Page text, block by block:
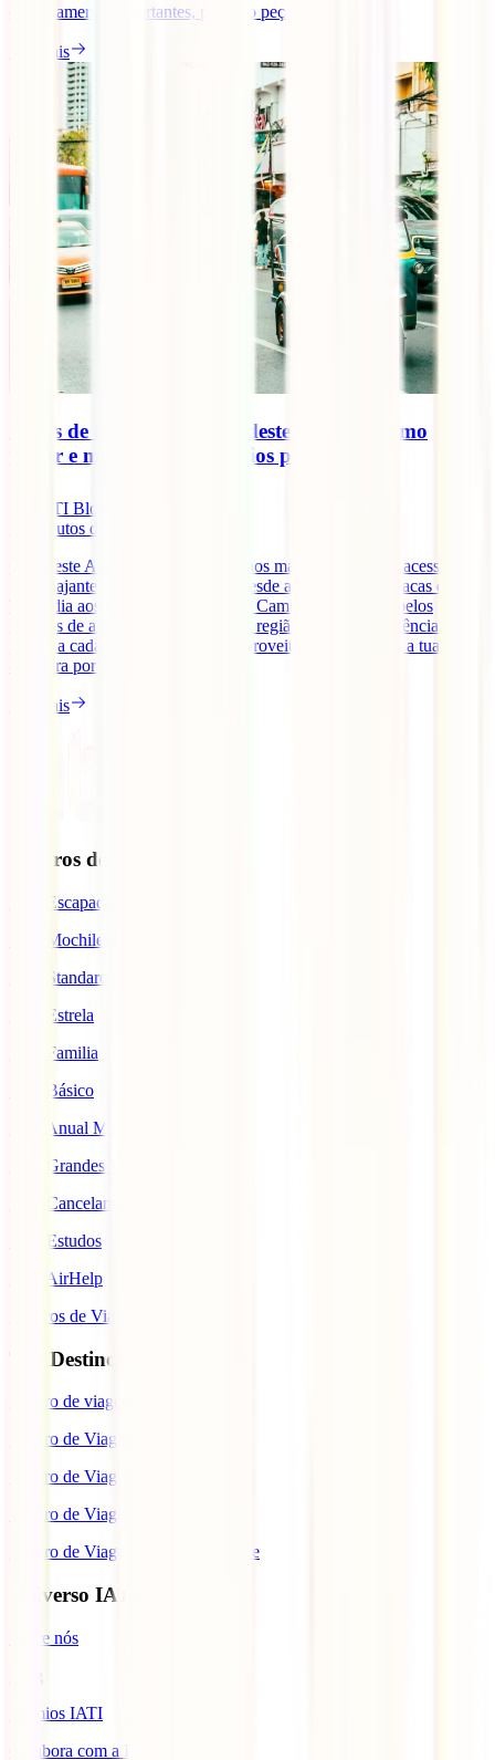
extremamente importantes, pois são peças [...]
Ler mais
Meios de transporte no Sudeste Asiático: como
viajar e mover-se pelos vários países
IATI Blog
minutos de leitura
O Sudeste Asiático é um dos destinos mais fascinantes e acessíveis
para viajantes de todo o mundo. Desde as praias paradisíacas da
Tailândia aos templos milenares do Camboja, passando pelos
terraços de arroz do Vietname, esta região oferece experiências
únicas a cada esquina. Mas para aproveitares ao máximo a tua
aventura por países como o [...]
Ler mais
Seguros de Viagem
IATI Escapadinhas
IATI Mochileiro
IATI Standard
IATI Estrela
IATI Familia
IATI Básico
IATI Anual Multiviagem
IATI Grandes Viajantes
IATI Cancelamento Premium
IATI Estudos
IATI AirHelp
Seguros de Viagem
Top Destinos
Seguro de viagem para o Japão
Seguro de Viagem para os EUA
Seguro de Viagem para o Brasil
Seguro de Viagem para Tailândia
Seguro de Viagem para Cabo Verde
Universo IATI
Sobre nós
Prémios IATI
Colabora com a IATI